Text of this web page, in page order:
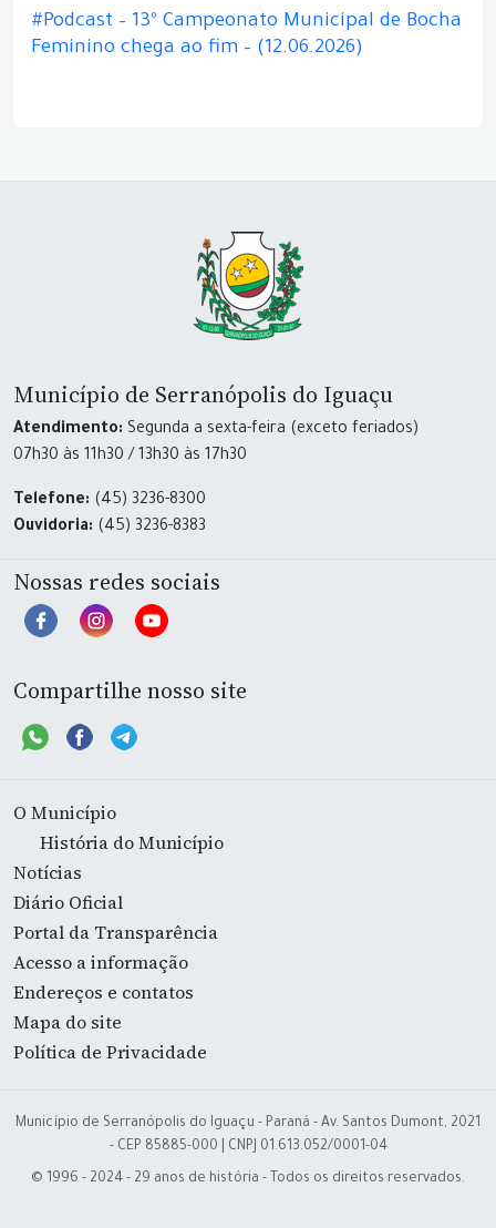
#Podcast – 13º Campeonato Municipal de Bocha
Feminino chega ao fim – (12.06.2026)
Município de Serranópolis do Iguaçu
Atendimento: Segunda a sexta-feira (exceto feriados)
07h30 às 11h30 / 13h30 às 17h30
Telefone: (45) 3236-8300
Ouvidoria: (45) 3236-8383
Nossas redes sociais
Compartilhe nosso site
O Município
História do Município
Notícias
Diário Oficial
Portal da Transparência
Acesso a informação
Endereços e contatos
Mapa do site
Política de Privacidade
Município de Serranópolis do Iguaçu - Paraná - Av. Santos Dumont, 2021
- CEP 85885-000 | CNPJ 01.613.052/0001-04
© 1996 - 2024 - 29 anos de história - Todos os direitos reservados.